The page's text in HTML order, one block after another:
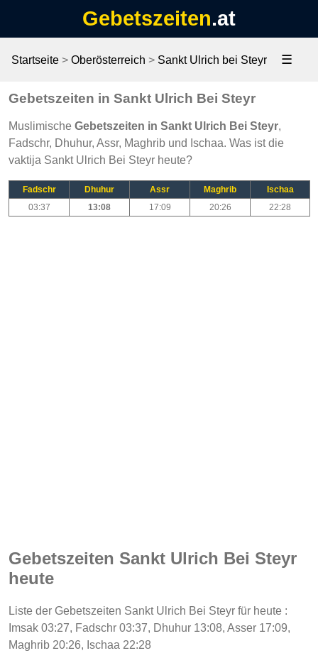
Gebetszeiten.at
Startseite > Oberösterreich > Sankt Ulrich bei Steyr ☰
Gebetszeiten in Sankt Ulrich Bei Steyr
Muslimische Gebetszeiten in Sankt Ulrich Bei Steyr,
Fadschr, Dhuhur, Assr, Maghrib und Ischaa. Was ist die
vaktija Sankt Ulrich Bei Steyr heute?
Fadschr Dhuhur Assr Maghrib
Ischaa
03:37
13:08 17:09 20:26 22:28
Gebetszeiten Sankt Ulrich Bei Steyr
heute
Liste der Gebetszeiten Sankt Ulrich Bei Steyr für heute :
Imsak 03:27, Fadschr 03:37, Dhuhur 13:08, Asser 17:09,
Maghrib 20:26, Ischaa 22:28